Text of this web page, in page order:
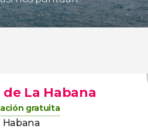
La Habana
gratuita
Habana